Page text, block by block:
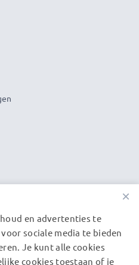
sinds 2004 weten wij,
om draait.
van 36 maanden!
×
en advertenties te
sociale media te bieden
Je kunt alle cookies
cookies toestaan of je